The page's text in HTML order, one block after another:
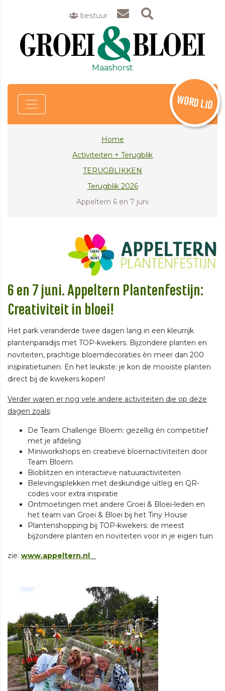
bestuur
Maashorst
WORD LID
Home
Activiteiten + Terugblik
TERUGBLIKKEN
Terugblik 2026
Appeltern 6 en 7 juni
6 en 7 juni. Appeltern Plantenfestijn:
Creativiteit in bloei!
Het park veranderde twee dagen lang in een kleurrijk
plantenparadijs met TOP-kwekers. Bijzondere planten en
noviteiten, prachtige bloemdecoraties èn meer dan 200
inspiratietuinen. En het leukste: je kon de mooiste planten
direct bij de kwekers kopen!
Verder waren er nog vele andere activiteiten die op deze
dagen zoals:
De Team Challenge Bloem: gezellig én competitief
met je afdeling
Miniworkshops en creatieve bloemactiviteiten door
Team Bloem
Bioblitzen en interactieve natuuractiviteiten
Belevingsplekken met deskundige uitleg en QR-
codes voor extra inspiratie
Ontmoetingen met andere Groei & Bloei-leden en
het team van Groei & Bloei bij het Tiny House
Plantenshopping bij TOP-kwekers: de meest
bijzondere planten en noviteiten voor in je eigen tuin
zie: www.appeltern.nl